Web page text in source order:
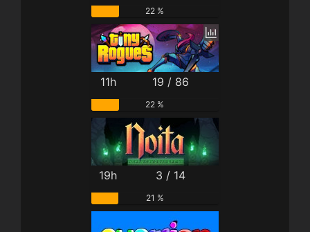
22 %
11h 19 / 86
22 %
19h 3 / 14
21 %